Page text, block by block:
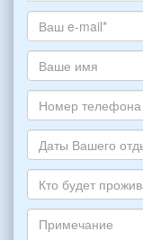
Какое
жилье
хотите
снять,
укажите
пожалуйста
НОМЕР
варианта:
*
Ваш
адрес
электронной
почты
*
Ваше
имя
Номер
телефона
и
Skype
Даты
Вашего
отдыха:
прибытия
Кто
будет